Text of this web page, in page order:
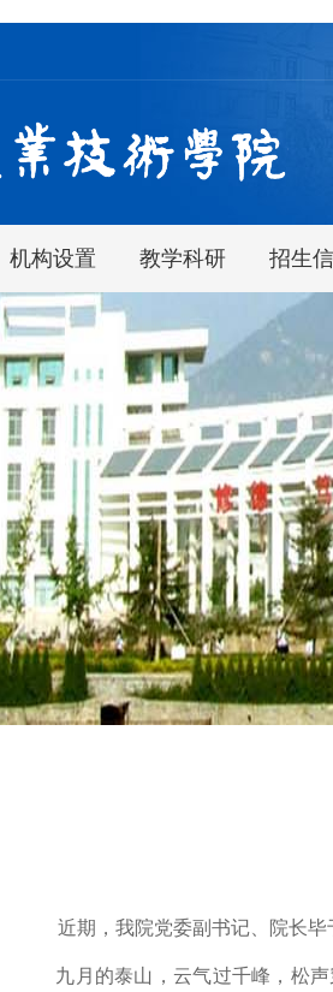
机构设置 教学科研 招生
近期，我院党委副书记、院长
九月的泰山，云气过千峰，松